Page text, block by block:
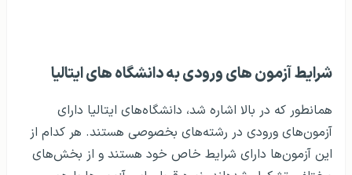
شرایط آزمون‌ های ورودی به دانشگاه های ایتالیا
همانطور که در بالا اشاره شد، دانشگاه‌های ایتالیا دارای
آزمون‌های ورودی در رشته‌های بخصوصی هستند. هر کدام از
این آزمون‌ها دارای شرایط خاص خود هستند و از بخش‌های